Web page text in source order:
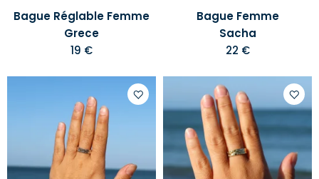
Bague Réglable Femme
Grece
19 €
Bague Femme
Sacha
22 €
Ajouter
liste
à
votre
liste